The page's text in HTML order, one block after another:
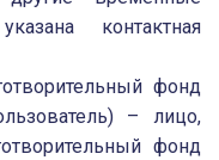
контактная
фонд
– лицо,
фонд